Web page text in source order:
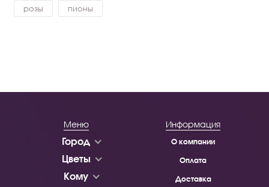
розы пионы
Меню
Город
Цветы
Кому
Информация
О компании
Оплата
Доставка